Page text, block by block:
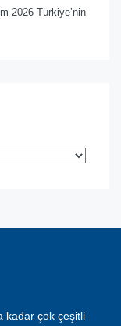
2026 Türkiye’nin
kadar çok çeşitli